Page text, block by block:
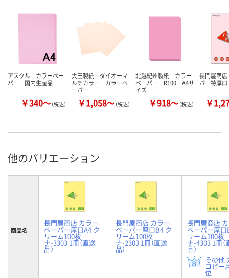
アスクル カラーペー
パー 国内生産品
￥340～（税込）
大王製紙 ダイオーマ
ルチカラー カラーペ
ーパー
￥1,058～（税込）
北越紀州製紙 カラー
ペーパー R100 A4サ
イズ
￥918～（税込）
長門屋商
パー特厚口
￥
他のバリエーション
商品名
長門屋商店 カラー
ペーパー厚口A4 ク
リーム100枚
ナ-3303 1冊（直送
品）
長門屋商店 カラー
ペーパー厚口B4 ク
リーム100枚
ナ-2303 1冊（直送
品）
長門屋商店
ペーパー厚口
リーム100枚
ナ-4303 1冊（
品）
その他
コピー
位